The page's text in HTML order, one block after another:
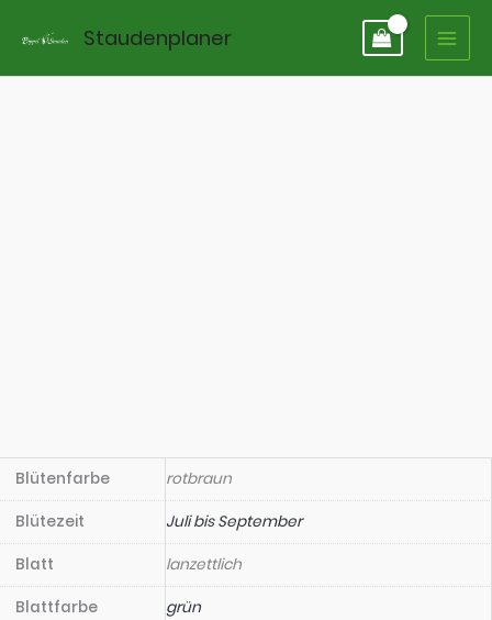
Inhalt
Staudenplaner
Blütenfarbe rotbraun
Blütezeit Juli bis September
Blatt lanzettlich
Blattfarbe grün